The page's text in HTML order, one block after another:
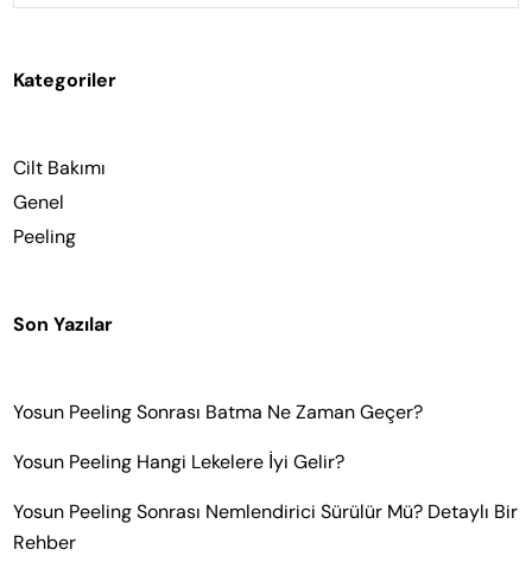
Kategoriler
Cilt Bakımı
Genel
Peeling
Son Yazılar
Yosun Peeling Sonrası Batma Ne Zaman Geçer?
Yosun Peeling Hangi Lekelere İyi Gelir?
Yosun Peeling Sonrası Nemlendirici Sürülür Mü? Detaylı Bir
Rehber